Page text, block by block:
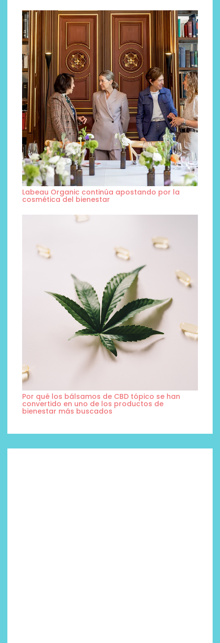
Labeau Organic continúa apostando por la
cosmética del bienestar
Por qué los bálsamos de CBD tópico se han
convertido en uno de los productos de
bienestar más buscados